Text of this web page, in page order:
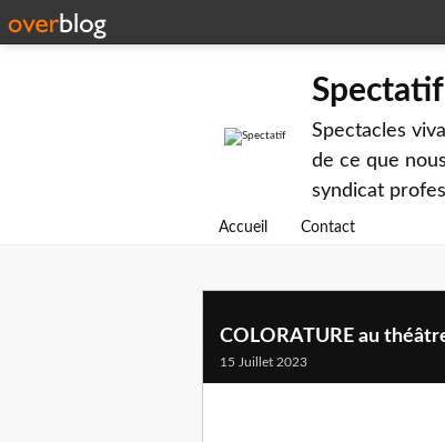
Spectatif
Spectacles
de ce que
syndicat
Accueil Contact
COLORATURE au
15 Juillet 2023